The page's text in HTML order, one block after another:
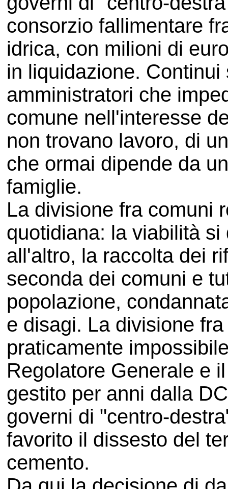
consorzio fallimentare
idrica, con milioni di
in liquidazione.
amministratori che
comune nell'interesse
non trovano lavoro, di
che ormai dipende da
famiglie.
La divisione fra comuni
quotidiana: la viabilità
all'altro, la raccolta dei
seconda dei comuni e
popolazione,
e disagi. La divisione
praticamente
Regolatore Generale e
gestito per anni dalla
governi di "centro-
favorito il dissesto del
cemento.